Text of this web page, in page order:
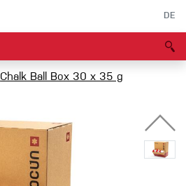
DE
Chalk Ball Box 30 x 35 g